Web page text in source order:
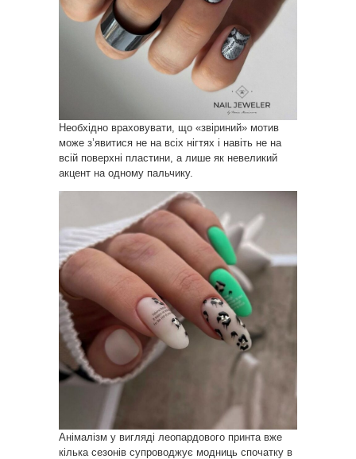
Необхідно враховувати, що «звіриний» мотив
може з’явитися не на всіх нігтях і навіть не на
всій поверхні пластини, а лише як невеликий
акцент на одному пальчику.
Анімалізм у вигляді леопардового принта вже
кілька сезонів супроводжує модниць спочатку в